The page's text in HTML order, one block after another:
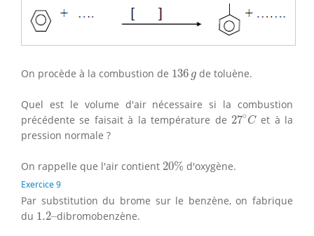
On procède à la combustion de 136 g
136gde toluène.
Quel est le volume d'air nécessaire si la combustion
précédente se faisait à la température de 27∘C
27∘Cet à la
pression normale ?
On rappelle que l'air contient 20%
20% d'oxygène.
Exercice 9
Par substitution du brome sur le benzène, on fabrique
du 1.2–
1.2 –
dibromobenzène.